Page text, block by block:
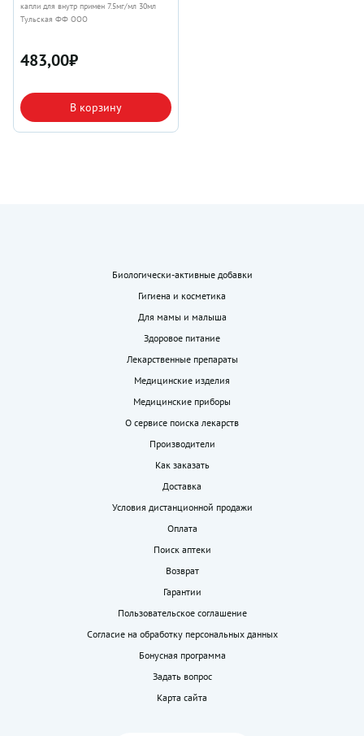
капли для внутр примен 7.5мг/мл 30мл
Тульская ФФ ООО
483,00₽
В корзину
Биологически-активные добавки
Гигиена и косметика
Для мамы и малыша
Здоровое питание
Лекарственные препараты
Медицинские изделия
Медицинские приборы
О сервисе поиска лекарств
Производители
Как заказать
Доставка
Условия дистанционной продажи
Оплата
Поиск аптеки
Возврат
Гарантии
Пользовательское соглашение
Согласие на обработку персональных данных
Бонусная программа
Задать вопрос
Карта сайта